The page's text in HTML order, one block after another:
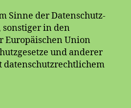
Sinne der Datenschutz-
in den
Europäischen Union
und anderer
datenschutzrechtlichem